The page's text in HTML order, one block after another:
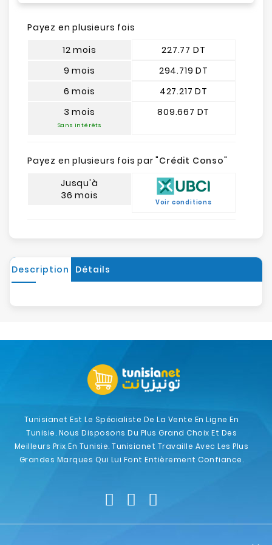
Payez en plusieurs fois
12 mois
9 mois
6 mois
3 mois
Sans intérêts
227.77 DT
294.719 DT
427.217 DT
809.667 DT
Payez en plusieurs fois par "Crédit Conso"
Jusqu'à
36 mois
Voir conditions
Description Détails
Tunisianet Est Le Spécialiste De La Vente En Ligne En
Tunisie. Nous Disposons Du Plus Grand Choix Et Des
Meilleurs Prix En Tunisie. Tunisianet Travaille Avec Les Plus
Grandes Marques Qui Lui Font Entièrement Confiance.